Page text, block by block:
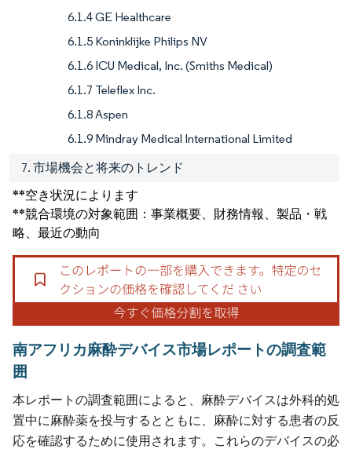
6.1.4 GE Healthcare
6.1.5 Koninklijke Philips NV
6.1.6 ICU Medical, Inc. (Smiths Medical)
6.1.7 Teleflex Inc.
6.1.8 Aspen
6.1.9 Mindray Medical International Limited
7. 市場機会と将来のトレンド
**空き状況によります
**競合環境の対象範囲：事業概要、財務情報、製品・戦
略、最近の動向
南アフリカ麻酔デバイス市場レポートの調査範
囲
本レポートの調査範囲によると、麻酔デバイスは外科的処
置中に麻酔薬を投与するとともに、麻酔に対する患者の反
応を確認するために使用されます。これらのデバイスの必